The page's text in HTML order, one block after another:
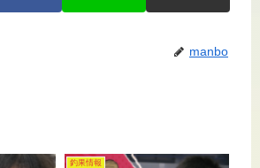
manbo
釣果情報